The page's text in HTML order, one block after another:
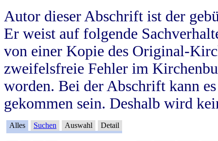
Autor dieser Abschrift ist der
Er weist auf folgende
von einer Kopie des Original-
zweifelsfreie Fehler im
worden. Bei der Abschrift kann
gekommen sein. Deshalb wird
Alles Suchen Auswahl Detail